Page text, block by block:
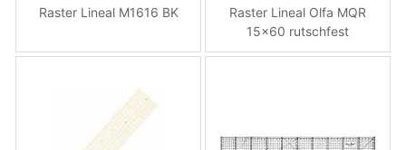
Raster Lineal M1616 BK
Raster Lineal Olfa MQR
15x60 rutschfest